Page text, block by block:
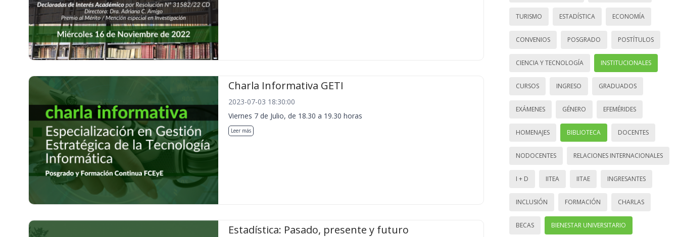
Charla Informativa GETI
2023-07-03 18:30:00
Viernes 7 de Julio, de 18.30 a 19.30 horas
Leer más
Estadística: Pasado, presente y futuro
TURISMO ESTADÍSTICA ECONOMÍA
CONVENIOS POSGRADO POSTÍTULOS
CIENCIA Y TECNOLOGÍA INSTITUCIONALES
CURSOS INGRESO GRADUADOS
EXÁMENES GÉNERO EFEMÉRIDES
HOMENAJES BIBLIOTECA DOCENTES
NODOCENTES RELACIONES INTERNACIONALES
I + D IITEA IITAE INGRESANTES
INCLUSIÓN FORMACIÓN CHARLAS
BECAS BIENESTAR UNIVERSITARIO